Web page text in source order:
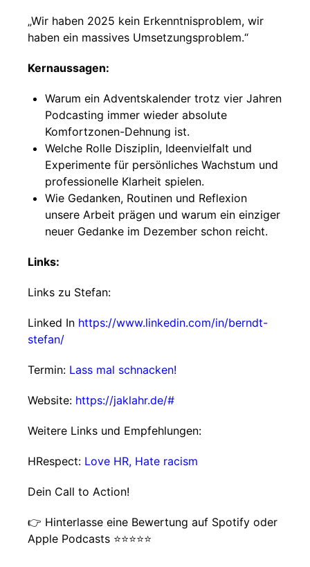
„Wir haben 2025 kein Erkenntnisproblem, wir
haben ein massives Umsetzungsproblem.“
Kernaussagen:
Warum ein Adventskalender trotz vier Jahren
Podcasting immer wieder absolute
Komfortzonen-Dehnung ist.
Welche Rolle Disziplin, Ideenvielfalt und
Experimente für persönliches Wachstum und
professionelle Klarheit spielen.
Wie Gedanken, Routinen und Reflexion
unsere Arbeit prägen und warum ein einziger
neuer Gedanke im Dezember schon reicht.
Links:
Links zu Stefan:
Linked In https://www.linkedin.com/in/berndt-
stefan/
Termin: Lass mal schnacken!
Website: https://jaklahr.de/#
Weitere Links und Empfehlungen:
HRespect: Love HR, Hate racism
Dein Call to Action!
👉 Hinterlasse eine Bewertung auf Spotify oder
Apple Podcasts ⭐⭐⭐⭐⭐